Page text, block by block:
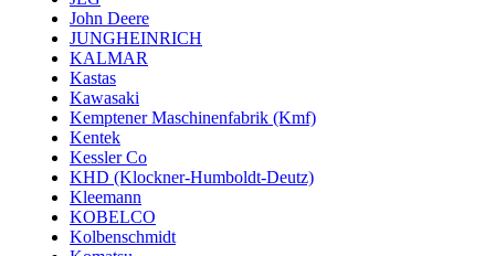
John Deere
JUNGHEINRICH
KALMAR
Kastas
Kawasaki
Kemptener Maschinenfabrik (Kmf)
Kentek
Kessler Co
KHD (Klockner-Humboldt-Deutz)
Kleemann
KOBELCO
Kolbenschmidt